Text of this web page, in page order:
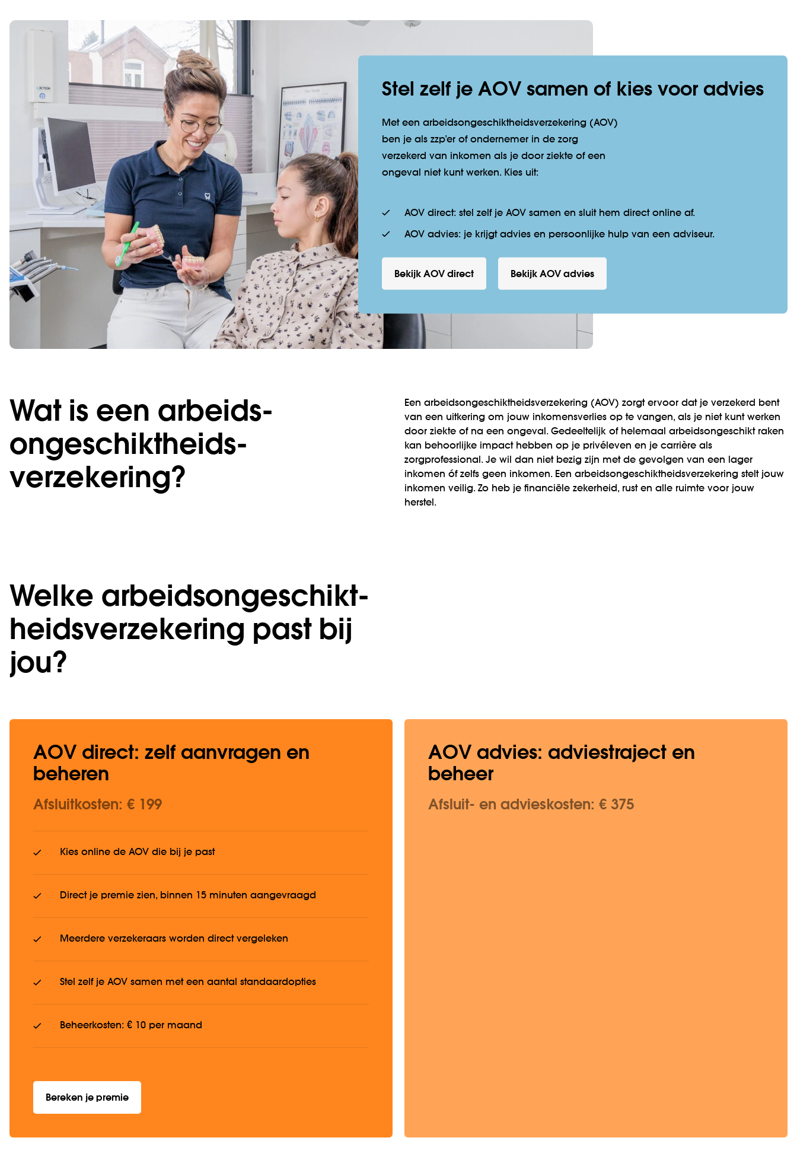
Stel zelf je AOV samen of kies voor advies
Met een arbeidsongeschiktheids­verzekering (AOV)
ben je als zzp’er of ondernemer in de zorg
verzekerd van inkomen als je door ziekte of een
ongeval niet kunt werken. Kies uit:
AOV direct: stel zelf je AOV samen en sluit hem direct online af.
AOV advies: je krijgt advies en persoonlijke hulp van een adviseur.
Bekijk AOV direct Bekijk AOV advies
Wat is een arbeids­
ongeschikt­heids­
verzekering?
Een arbeidsongeschiktheidsverzekering (AOV) zorgt ervoor dat je verzekerd bent
van een uitkering om jouw inkomensverlies op te vangen, als je niet kunt werken
door ziekte of na een ongeval. Gedeeltelijk of helemaal arbeidsongeschikt raken
kan behoorlijke impact hebben op je privéleven en je carrière als
zorgprofessional. Je wil dan niet bezig zijn met de gevolgen van een lager
inkomen óf zelfs geen inkomen. Een arbeidsongeschiktheidsverzekering stelt jouw
inkomen veilig. Zo heb je financiële zekerheid, rust en alle ruimte voor jouw
herstel.
Welke arbeids­ongeschikt­
heids­verzekering past bij
jou?
AOV direct: zelf aanvragen en
beheren
Afsluitkosten: € 199
Kies online de AOV die bij je past
Direct je premie zien, binnen 15 minuten aangevraagd
Meerdere verzekeraars worden direct vergeleken
Stel zelf je AOV samen met een aantal standaardopties
Beheerkosten: € 10 per maand
Bereken je premie
AOV advies: adviestraject en
beheer
Afsluit- en advieskosten: € 375